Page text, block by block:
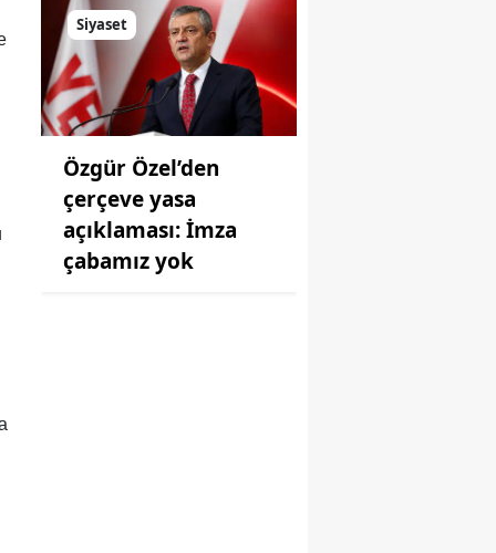
Siyaset
Özgür Özel’den
çerçeve yasa
açıklaması: İmza
çabamız yok